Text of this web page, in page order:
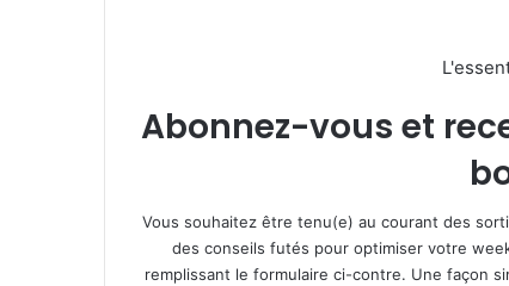
Abonnez-vous et
Vous souhaitez être tenu(e) au courant des
des conseils futés pour optimiser votre
remplissant le formulaire ci-contre. Une façon